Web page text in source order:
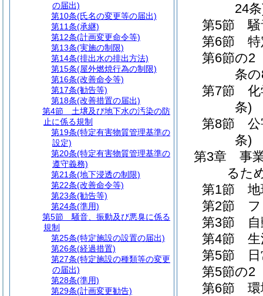
24
第5節
第6節
第6節の2
条
第7節
条)
第8節
条)
第3章
事
るた
第1節
第2節
第3節
第4節
第5節
第5節の2
第6節
の届出)
第10条(氏名の変更等の届出)
第11条(承継)
第12条(計画変更命令等)
第13条(実施の制限)
第14条(排出水の排出方法)
第15条(屋外燃焼行為の制限)
第16条(改善命令等)
第17条(勧告等)
第18条(改善措置の届出)
第4節
土壌及び地下水の汚染の防
止に係る規制
第19条(特定有害物質管理基準の
設定)
第20条(特定有害物質管理基準の
遵守義務)
第21条(地下浸透の制限)
第22条(改善命令等)
第23条(勧告等)
第24条(準用)
第5節
騒音、振動及び悪臭に係る
規制
第25条(特定施設の設置の届出)
第26条(経過措置)
第27条(特定施設の種類等の変更
の届出)
第28条(準用)
第29条(計画変更勧告)